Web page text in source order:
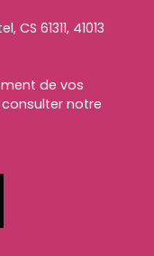
61311, 41013
de vos
notre